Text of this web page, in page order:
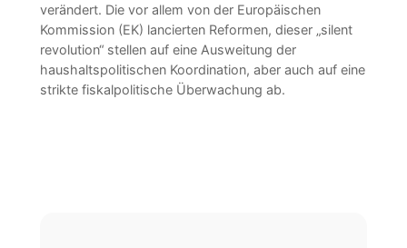
verändert. Die vor allem von der Europäischen
Kommission (EK) lancierten Reformen, dieser „silent
revolution“ stellen auf eine Ausweitung der
haushaltspolitischen Koordination, aber auch auf eine
strikte fiskalpolitische Überwachung ab.